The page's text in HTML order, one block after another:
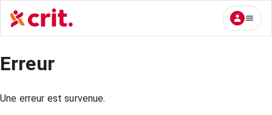
Erreur
Une erreur est survenue.